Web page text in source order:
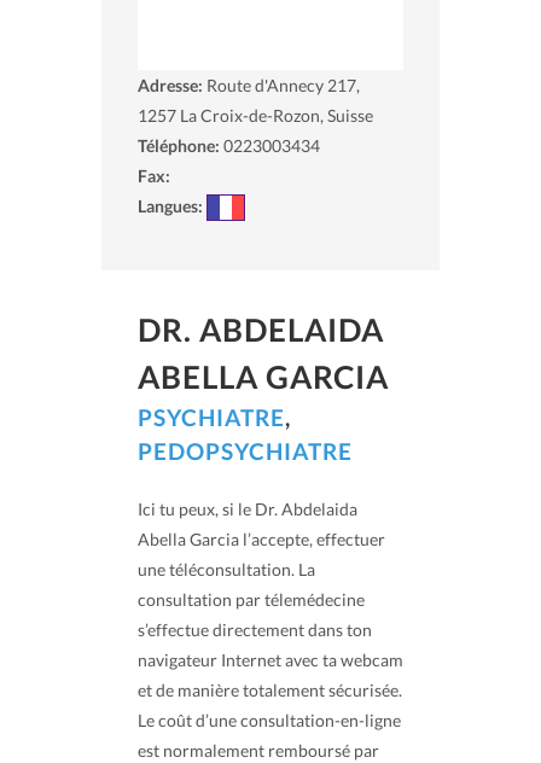
Adresse: Route d'Annecy 217,
1257 La Croix-de-Rozon, Suisse
Téléphone: 0223003434
Fax:
Langues:
DR. ABDELAIDA
ABELLA GARCIA
PSYCHIATRE,
PEDOPSYCHIATRE
Ici tu peux, si le Dr. Abdelaida
Abella Garcia l’accepte, effectuer
une téléconsultation. La
consultation par télemédecine
s’effectue directement dans ton
navigateur Internet avec ta webcam
et de manière totalement sécurisée.
Le coût d’une consultation-en-ligne
est normalement remboursé par